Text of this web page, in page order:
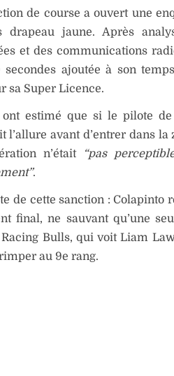
de course a ouvert une
drapeau jaune. Après
et des communications
ajoutée à son
sa Super Licence.
estimé que si le pilote
l’allure avant d’entrer dans
n’était
“pas
.
de cette sanction : Colapinto
final, ne sauvant qu’une
Bulls, qui voit Liam
au 9e rang.